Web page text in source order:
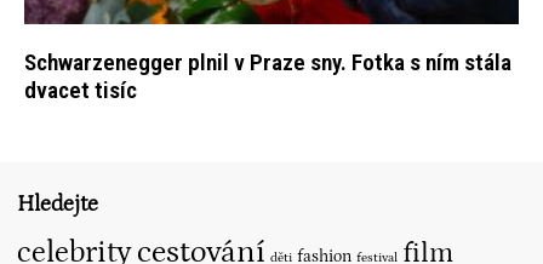
Schwarzenegger plnil v Praze sny. Fotka s ním stála
dvacet tisíc
Hledejte
celebritycestování děti fashion festival film